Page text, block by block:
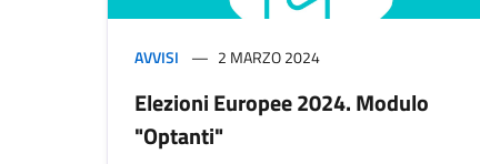
AVVISI 2 MARZO 2024
Elezioni Europee 2024. Modulo
"Optanti"